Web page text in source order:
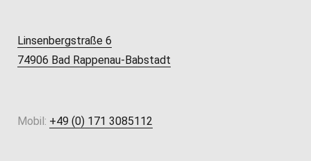
Linsenbergstraße 6
74906 Bad Rappenau-Babstadt
Mobil: +49 (0) 171 3085112